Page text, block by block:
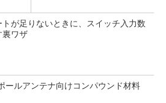
トが足りないときに、スイッチ入力数
裏ワザ
ールアンテナ向けコンパウンド材料